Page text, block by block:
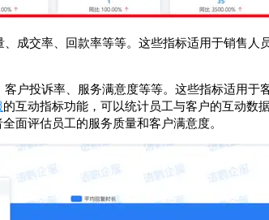
成交率、回款率等等。这些指标适用于销售人
户投诉率、服务满意度等等。这些指标适用于
的互动指标功能，可以统计员工与客户的互动数
面评估员工的服务质量和客户满意度。